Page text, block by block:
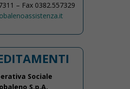
– Fax 0382.557329
Sociale
S.p.A.